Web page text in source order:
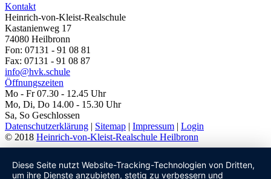
Kontakt
Heinrich-von-Kleist-Realschule
Kastanienweg 17
74080 Heilbronn
Fon: 07131 - 91 08 81
Fax: 07131 - 91 08 87
info@hvk.schule
Öffnungszeiten
Mo - Fr 07.30 - 12.45 Uhr
Mo, Di, Do 14.00 - 15.30 Uhr
Sa, So Geschlossen
Datenschutzerklärung | Sitemap | Impressum | Login
© 2018 Heinrich-von-Kleist-Realschule Heilbronn
Diese Seite nutzt Website-Tracking-Technologien von Dritten,
um ihre Dienste anzubieten, stetig zu verbessern und